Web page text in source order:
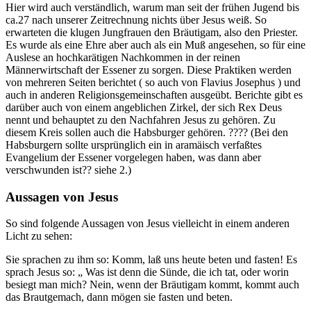
Hier wird auch verständlich, warum man seit der frühen Jugend bis
ca.27 nach unserer Zeitrechnung nichts über Jesus weiß. So
erwarteten die klugen Jungfrauen den Bräutigam, also den Priester.
Es wurde als eine Ehre aber auch als ein Muß angesehen, so für eine
Auslese an hochkarätigen Nachkommen in der reinen
Männerwirtschaft der Essener zu sorgen. Diese Praktiken werden
von mehreren Seiten berichtet ( so auch von Flavius Josephus ) und
auch in anderen Religionsgemeinschaften ausgeübt. Berichte gibt es
darüber auch von einem angeblichen Zirkel, der sich Rex Deus
nennt und behauptet zu den Nachfahren Jesus zu gehören. Zu
diesem Kreis sollen auch die Habsburger gehören. ???? (Bei den
Habsburgern sollte ursprünglich ein in aramäisch verfaßtes
Evangelium der Essener vorgelegen haben, was dann aber
verschwunden ist?? siehe 2.)
Aussagen von Jesus
So sind folgende Aussagen von Jesus vielleicht in einem anderen
Licht zu sehen:
Sie sprachen zu ihm so: Komm, laß uns heute beten und fasten! Es
sprach Jesus so: „ Was ist denn die Sünde, die ich tat, oder worin
besiegt man mich? Nein, wenn der Bräutigam kommt, kommt auch
das Brautgemach, dann mögen sie fasten und beten.